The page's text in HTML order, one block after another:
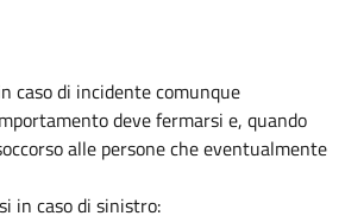
caso di incidente comunque
deve fermarsi e, quando
alle persone che eventualmente
in caso di sinistro: